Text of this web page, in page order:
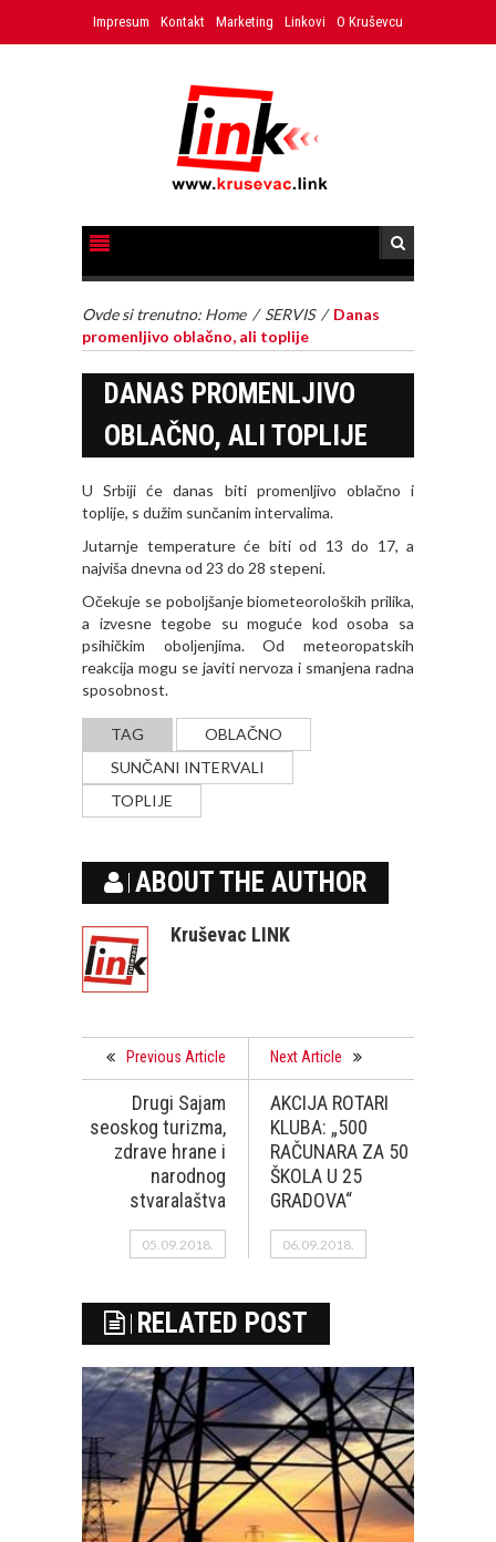
Impresum Kontakt Marketing Linkovi O Kruševcu
Ovde si trenutno: Home / SERVIS / Danas
promenljivo oblačno, ali toplije
DANAS PROMENLJIVO
OBLAČNO, ALI TOPLIJE
U Srbiji će danas biti promenljivo oblačno i
toplije, s dužim sunčanim intervalima.
Jutarnje temperature će biti od 13 do 17, a
najviša dnevna od 23 do 28 stepeni.
Očekuje se pobolјšanje biometeoroloških prilika,
a izvesne tegobe su moguće kod osoba sa
psihičkim obolјenjima. Od meteoropatskih
reakcija mogu se javiti nervoza i smanjena radna
sposobnost.
TAG
OBLAČNO
SUNČANI INTERVALI
TOPLIJE
ABOUT THE AUTHOR
Kruševac LINK
Previous Article
Drugi Sajam
seoskog turizma,
zdrave hrane i
narodnog
stvaralaštva
05.09.2018.
Next Article
AKCIJA ROTARI
KLUBA: „500
RAČUNARA ZA 50
ŠKOLA U 25
GRADOVA“
06.09.2018.
RELATED POST